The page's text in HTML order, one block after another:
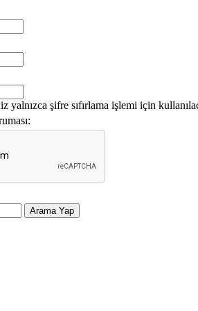
yalnızca şifre sıfırlama işlemi için